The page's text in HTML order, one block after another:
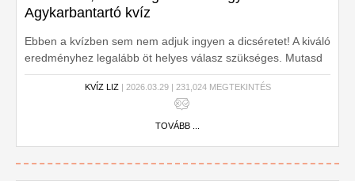
Agykarbantartó kvíz
Ebben a kvízben sem nem adjuk ingyen a dicséretet! A kiváló
eredményhez legalább öt helyes válasz szükséges. Mutasd
meg, hogy minden területen megállod a helyed! Kezdődjön a
KVÍZ LIZ| 2026.03.29 | 231,024 MEGTEKINTÉS
TOVÁBB ...